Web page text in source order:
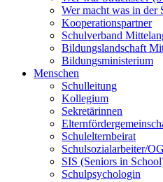
Wer macht was in der
Kooperationspartner
Schulverband
Bildungslandschaft
Bildungsministerium
Menschen
Schulleitung
Kollegium
Sekretärinnen
Schulelternbeirat
Schulsozialarbeiter/
SIS (Seniors in
Schulpsychologin